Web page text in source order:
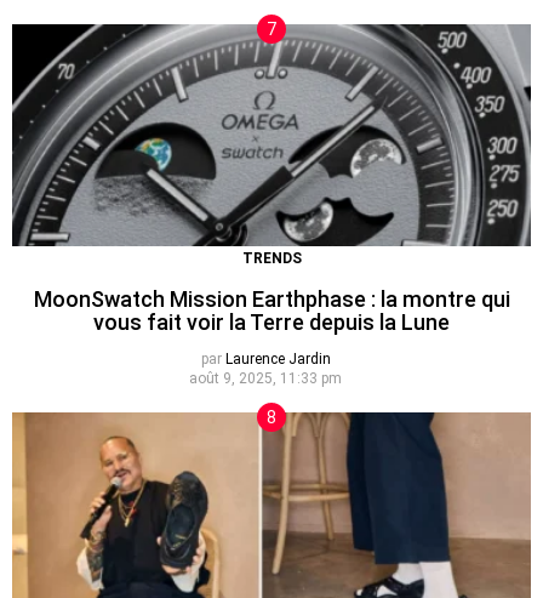
TRENDS
MoonSwatch Mission Earthphase : la montre qui
vous fait voir la Terre depuis la Lune
par Laurence Jardin
août 9, 2025, 11:33 pm